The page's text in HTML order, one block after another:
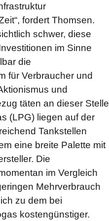
fordert Thomsen.
schwer, diese
im Sinne
die
für Verbraucher und
und
täten an dieser Stelle
(LPG) liegen auf der
Tankstellen
eine breite Palette mit
Die
im Vergleich
Mehrverbrauch
zu dem bei
kostengünstiger.